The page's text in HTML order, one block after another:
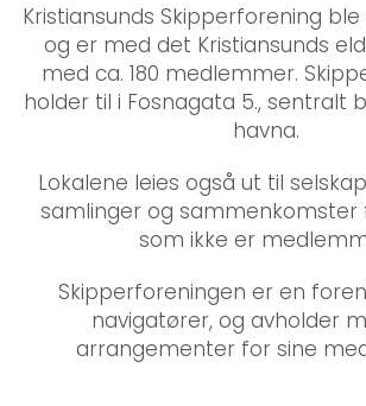
Kristiansunds Skipperforening ble
og er med det Kristiansunds
med ca. 180 medlemmer.
holder til i Fosnagata 5., sentralt
havna.
Lokalene leies også ut til
samlinger og sammenkomster
som ikke er
Skipperforeningen er en
navigatører, og avholder
arrangementer for sine